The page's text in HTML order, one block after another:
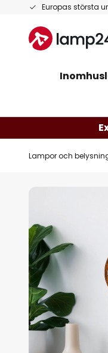
Europas största
Hoppa
innehållet
Lampor och
slutet
av
bildgalleriet